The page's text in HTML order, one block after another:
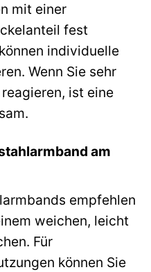
mit einer
fest
individuelle
Wenn Sie sehr
ist eine
am
empfehlen
weichen, leicht
Für
können Sie